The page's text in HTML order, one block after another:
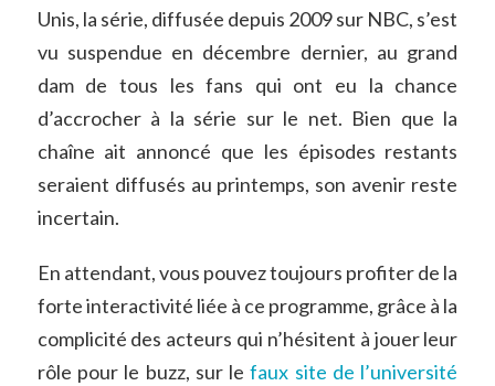
Unis, la série, diffusée depuis 2009 sur NBC, s’est
vu suspendue en décembre dernier, au grand
dam de tous les fans qui ont eu la chance
d’accrocher à la série sur le net. Bien que la
chaîne ait annoncé que les épisodes restants
seraient diffusés au printemps, son avenir reste
incertain.
En attendant, vous pouvez toujours profiter de la
forte interactivité liée à ce programme, grâce à la
complicité des acteurs qui n’hésitent à jouer leur
rôle pour le buzz, sur lefaux site de l’université